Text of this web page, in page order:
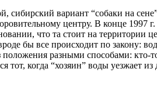
сибирский вариант “собаки на
центру. В конце 1997
что та стоит на территории
бы все происходит по закону:
разными способами: кто-
когда “хозяин” воды уезжает